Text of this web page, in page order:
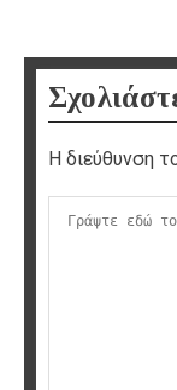
Η διεύθυνση